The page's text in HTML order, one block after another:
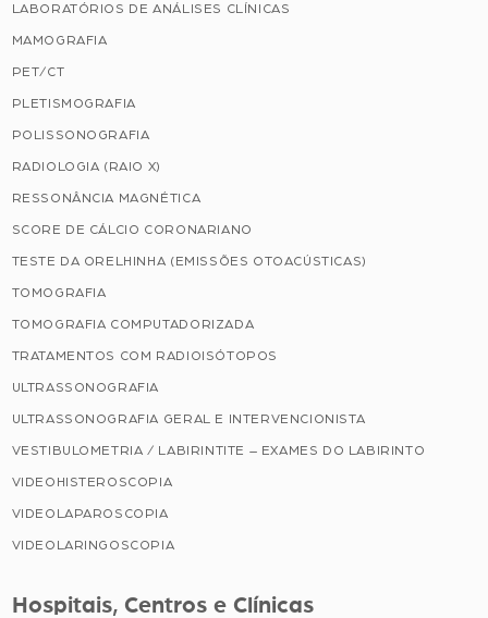
LABORATÓRIOS DE ANÁLISES CLÍNICAS
MAMOGRAFIA
PET/CT
PLETISMOGRAFIA
POLISSONOGRAFIA
RADIOLOGIA (RAIO X)
RESSONÂNCIA MAGNÉTICA
SCORE DE CÁLCIO CORONARIANO
TESTE DA ORELHINHA (EMISSÕES OTOACÚSTICAS)
TOMOGRAFIA
TOMOGRAFIA COMPUTADORIZADA
TRATAMENTOS COM RADIOISÓTOPOS
ULTRASSONOGRAFIA
ULTRASSONOGRAFIA GERAL E INTERVENCIONISTA
VESTIBULOMETRIA / LABIRINTITE – EXAMES DO LABIRINTO
VIDEOHISTEROSCOPIA
VIDEOLAPAROSCOPIA
VIDEOLARINGOSCOPIA
Hospitais, Centros e Clínicas